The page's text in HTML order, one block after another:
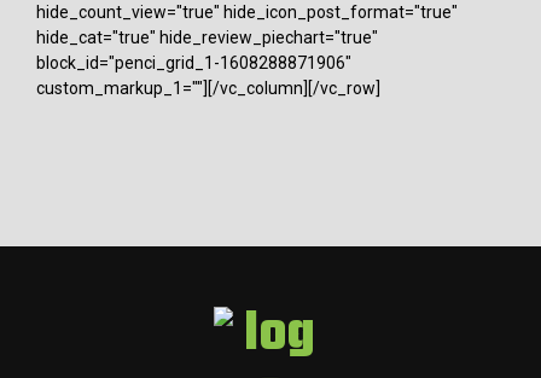
hide_count_view="true" hide_icon_post_format="true"
hide_cat="true" hide_review_piechart="true"
block_id="penci_grid_1-1608288871906"
custom_markup_1=""][/vc_column][/vc_row]